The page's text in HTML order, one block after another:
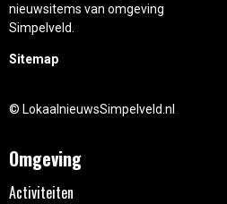
nieuwsitems van omgeving
Simpelveld.
Sitemap
© LokaalnieuwsSimpelveld.nl
Omgeving
Activiteiten